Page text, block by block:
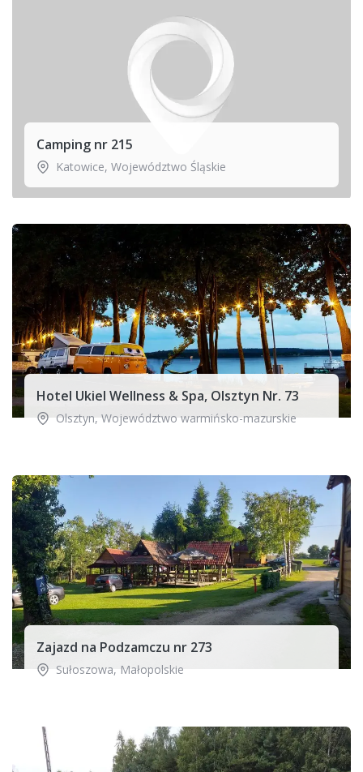
Camping nr 215
Katowice, Województwo Śląskie
Hotel Ukiel Wellness & Spa, Olsztyn Nr. 73
Olsztyn,Województwo warmińsko-mazurskie
Zajazd na Podzamczu nr 273
Sułoszowa, Małopolskie